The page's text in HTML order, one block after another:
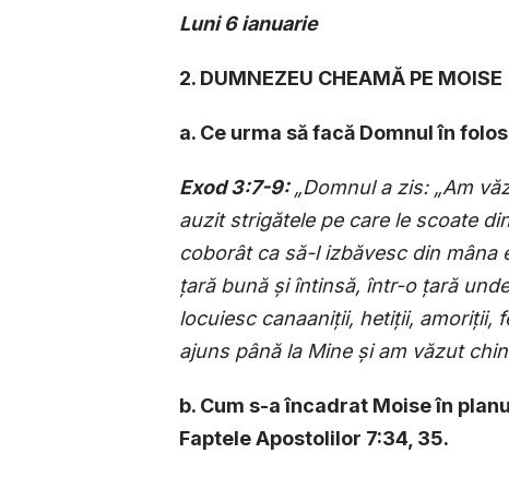
Luni 6 ianuarie
2. DUMNEZEU CHEAMĂ PE MOISE
a. Ce urma să facă Domnul în
Exod 3:7-9: „Domnul a zis: „Am
auzit strigătele pe care le scoate
coborât ca să-l izbăvesc din mâna
țară bună și întinsă, într-o țară
locuiesc canaaniții, hetiții, amoriții,
ajuns până la Mine și am văzut
b. Cum s-a încadrat Moise în
Faptele Apostolilor 7:34, 35.